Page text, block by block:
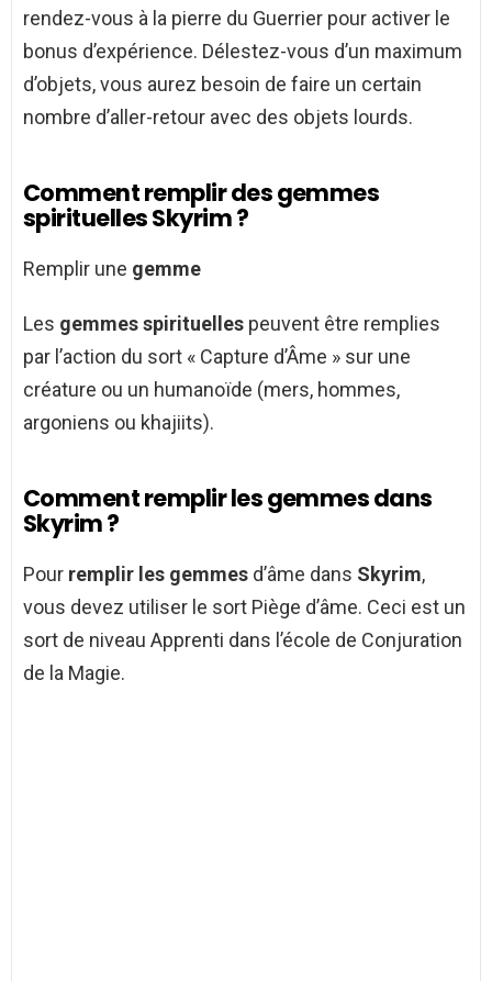
rendez-vous à la pierre du Guerrier pour activer le
bonus d’expérience. Délestez-vous d’un maximum
d’objets, vous aurez besoin de faire un certain
nombre d’aller-retour avec des objets lourds.
Comment remplir des gemmes
spirituelles Skyrim ?
Remplir une gemme
Les gemmes spirituelles peuvent être remplies
par l’action du sort « Capture d’Âme » sur une
créature ou un humanoïde (mers, hommes,
argoniens ou khajiits).
Comment remplir les gemmes dans
Skyrim ?
Pour remplir les gemmes d’âme dans Skyrim,
vous devez utiliser le sort Piège d’âme. Ceci est un
sort de niveau Apprenti dans l’école de Conjuration
de la Magie.